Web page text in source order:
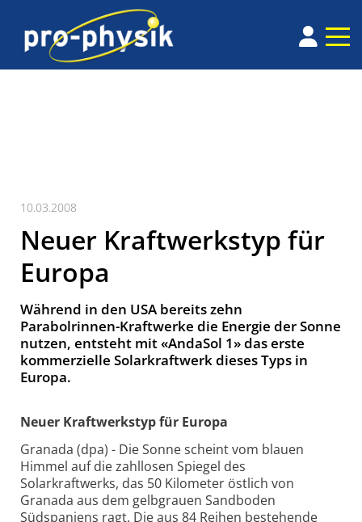
10.03.2008
Neuer Kraftwerkstyp für
Europa
Während in den USA bereits zehn
Parabolrinnen-Kraftwerke die Energie der Sonne
nutzen, entsteht mit «AndaSol 1» das erste
kommerzielle Solarkraftwerk dieses Typs in
Europa.
Neuer Kraftwerkstyp für Europa
Granada (dpa) - Die Sonne scheint vom blauen
Himmel auf die zahllosen Spiegel des
Solarkraftwerks, das 50 Kilometer östlich von
Granada aus dem gelbgrauen Sandboden
Südspaniens ragt. Die aus 84 Reihen bestehende